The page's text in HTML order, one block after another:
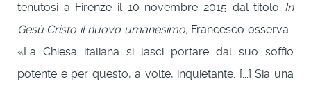
tenutosi a Firenze il 10 novembre 2015 dal titolo In
Gesù Cristo il nuovo umanesimo, Francesco osserva :
«La Chiesa italiana si lasci portare dal suo soffio
potente e per questo, a volte, inquietante. [...] Sia una